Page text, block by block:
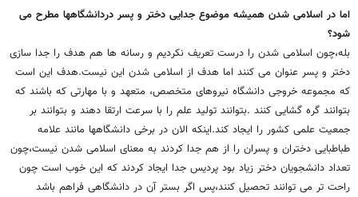
اما در اسلامی شدن همیشه موضوع جدایی دختر و پسر دردانشگاهها مطرح می
شود؟
بله،چون اسلامی شدن را درست تعریف نکردیم و رسانه ها هم هدف را جدا سازی
دختر و پسر عنوان می کنند اما هدف از اسلامی شدن این نیست.هدف این است
که مجموعه خروجی دانشگاه نیروهای متخصص، متعهد و با مهارتی که باشند که
بتوانند گره گشایی کنند .بتوانند تولید علم را با سرعت ارتقا دهند و بتوانند بر
جمعیت علمی کشور را ایجاد کند.اینکه الان در برخی دانشگاهها مانند علامه
طباطبایی دختران و پسران را از هم جدا کردند به معنای اسلامی شدن نیست،چون
تعداد دانشجویان دختر زیاد بود پردیس جدا ایجاد کردند که این خوب است چون
راحت تر می توانند تحصیل کنند،پس اگر بستر آن در دانشگاهی فراهم باشد